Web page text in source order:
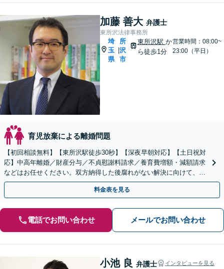
加藤 善大 弁護士
東所沢法律事務所
埼
玉
県
所
沢
市
東所沢駅 か
ら徒歩1分
営業時間：08:00~
23:00（平日）
育児放棄による離婚問題
【初回相談無料】【東所沢駅徒歩30秒】【深夜早朝対応】【土日祝対
応】中高年離婚／財産分与／不貞慰謝料請求／養育費増額・減額請求
などはお任せください。双方納得した後腐れがない解決に向けて、全
力を尽くします。
料金表を見る
電話でお問い合わせ メールでお問い合わせ
小池 良 弁護士 インタビューを見る